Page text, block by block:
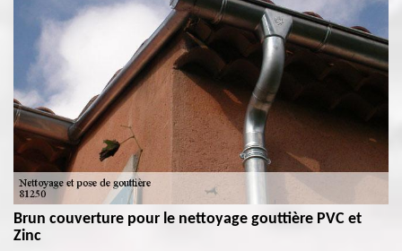
Brun couverture pour le nettoyage gouttière PVC et
Zinc